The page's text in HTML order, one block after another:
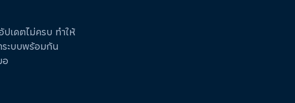
เดตไม่ครบ ทำให้
ระบบพร้อมกัน
อ